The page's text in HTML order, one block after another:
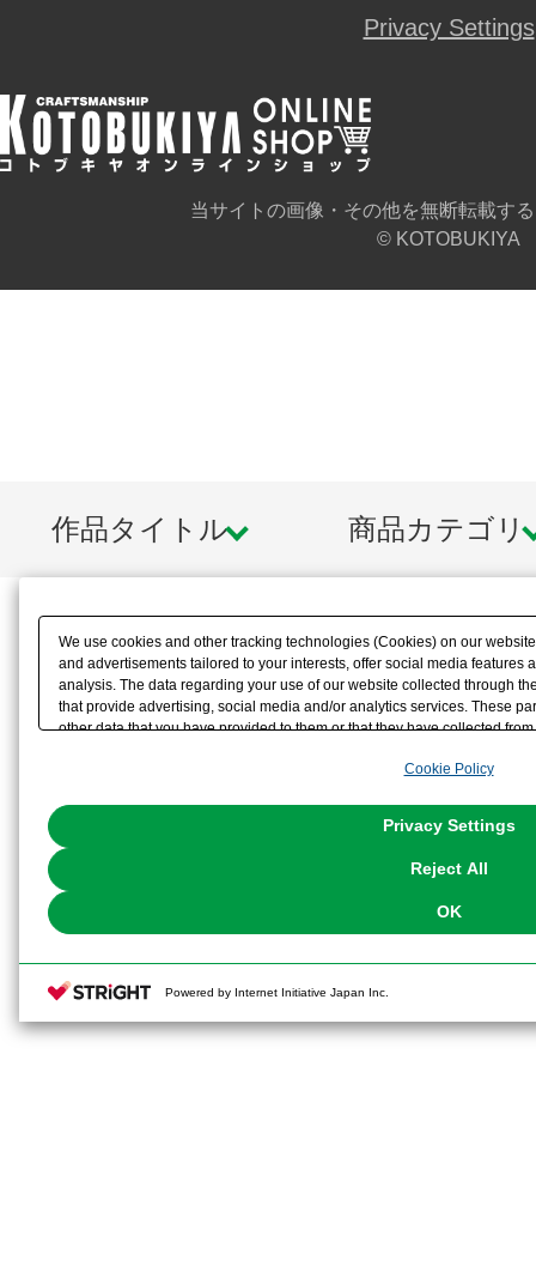
Privacy Settings
当サイトの画像・その他を無断転載す
© KOTOBUKIYA
作品タイトル 商品カテゴリ
We use cookies and other tracking technologies (Cookies) on our
and advertisements tailored to your interests, offer social media features
analysis. The data regarding your use of our website collected through
that provide advertising, social media and/or analytics services. These
other data that you have provided to them or that they have collected
the use of all Cookies except for Strictly Necessary Cookies, please
You can change your consent or rejection settings at any time via
Cookie Policy
Privacy Settings
Reject All
OK
Powered by Internet Initiative Japan Inc.